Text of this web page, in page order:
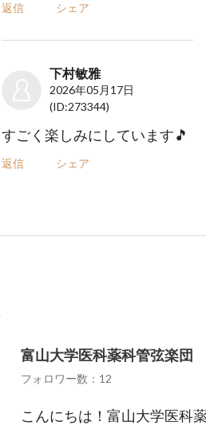
返信 シェア
下村敏雅
2026年05月17日
(ID:273344)
すごく楽しみにしています🎵
返信 シェア
富山大学医科薬科管弦楽団
フォロワー数：12
こんにちは！富山大学医科